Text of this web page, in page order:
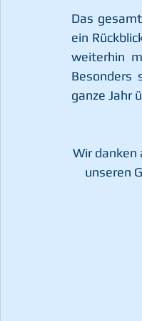
Das
ein
weiterhin
Besonders
ganze Jahr
Wir danken
unseren